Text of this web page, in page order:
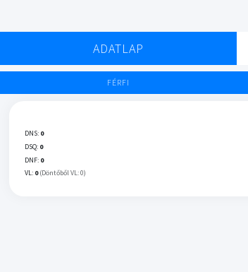
ADATLAP
FÉRFI
DNS: 0
DSQ: 0
DNF: 0
VL: 0 (Döntőből VL: 0)